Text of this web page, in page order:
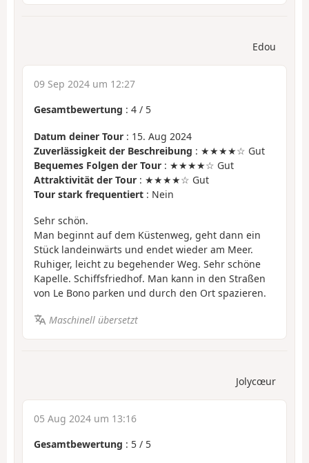
Edou
09 Sep 2024 um 12:27
Gesamtbewertung : 4 / 5
Datum deiner Tour : 15. Aug 2024
Zuverlässigkeit der Beschreibung : ★★★★☆ Gut
Bequemes Folgen der Tour : ★★★★☆ Gut
Attraktivität der Tour : ★★★★☆ Gut
Tour stark frequentiert : Nein
Sehr schön.
Man beginnt auf dem Küstenweg, geht dann ein
Stück landeinwärts und endet wieder am Meer.
Ruhiger, leicht zu begehender Weg. Sehr schöne
Kapelle. Schiffsfriedhof. Man kann in den Straßen
von Le Bono parken und durch den Ort spazieren.
Maschinell übersetzt
Jolycœur
05 Aug 2024 um 13:16
Gesamtbewertung : 5 / 5